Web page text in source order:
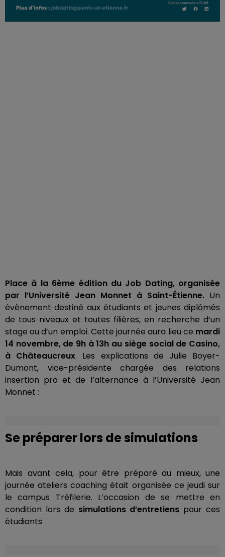
Place à la 6ème édition du Job Dating, organisée
par l’Université Jean Monnet à Saint-Étienne. Un
évènement destiné aux étudiants et jeunes diplômés
de tous niveaux et toutes filières, en recherche d’un
stage ou d’un emploi. Cette journée aura lieu ce mardi
14 novembre, de 9h à 13h au siège social de Casino,
à Châteaucreux. Les explications de Julie Boyer-
Dumont, vice-présidente chargée des relations
insertion pro et de l’alternance à l’Université Jean
Monnet :
Se préparer lors de simulations
Mais avant cela, pour être préparé au mieux, une
journée ateliers coaching était organisée ce jeudi sur
le campus Tréfilerie. L’occasion de se mettre en
condition lors de simulations d’entretiens pour ces
étudiants